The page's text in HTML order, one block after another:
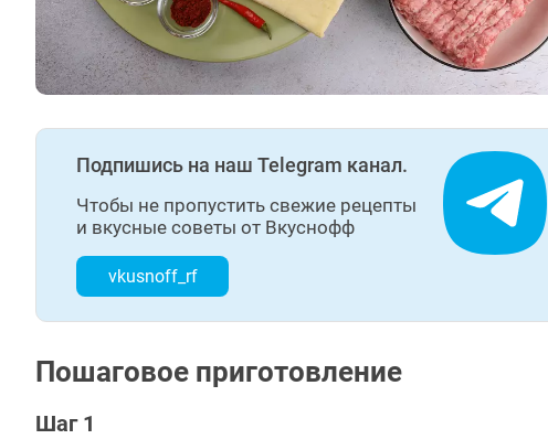
Подпишись на наш Telegram канал.
Чтобы не пропустить свежие рецепты
и вкусные советы от Вкуснофф
vkusnoff_rf
Пошаговое приготовление
Шаг 1